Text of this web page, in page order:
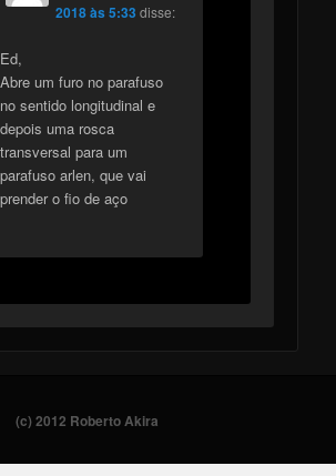
2018 às 5:33 disse:
Ed,
Abre um furo no parafuso
no sentido longitudinal e
depois uma rosca
transversal para um
parafuso arlen, que vai
prender o fio de aço
(c) 2012 Roberto Akira